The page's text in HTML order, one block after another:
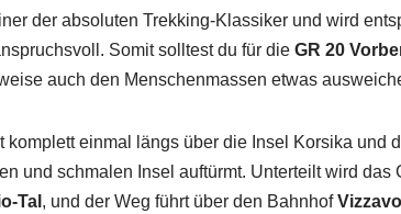
der absoluten Trekking-Klassiker und wird
Somit solltest du für die GR 20
auch den Menschenmassen etwas
komplett einmal längs über die Insel Korsika und
und schmalen Insel auftürmt. Unterteilt wird das
Tal , und der Weg führt über den Bahnhof